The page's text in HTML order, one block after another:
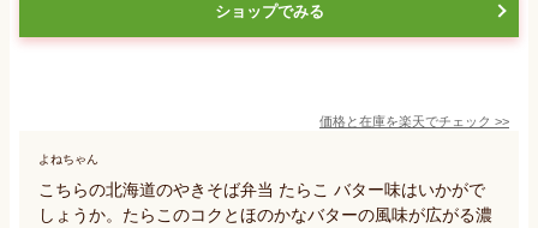
ショップでみる
価格と在庫を楽天でチェック >>
よねちゃん
こちらの北海道のやきそば弁当 たらこ バター味はいかがで
しょうか。たらこのコクとほのかなバターの風味が広がる濃